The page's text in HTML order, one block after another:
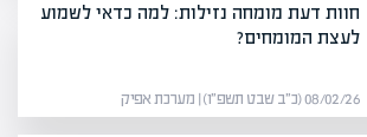
חוות דעת מומחה נזילות: למה כדאי לשמוע
לעצת המומחים?
08/02/26 (כ״ב שבט תשפ״ו) | מערכת אפיק